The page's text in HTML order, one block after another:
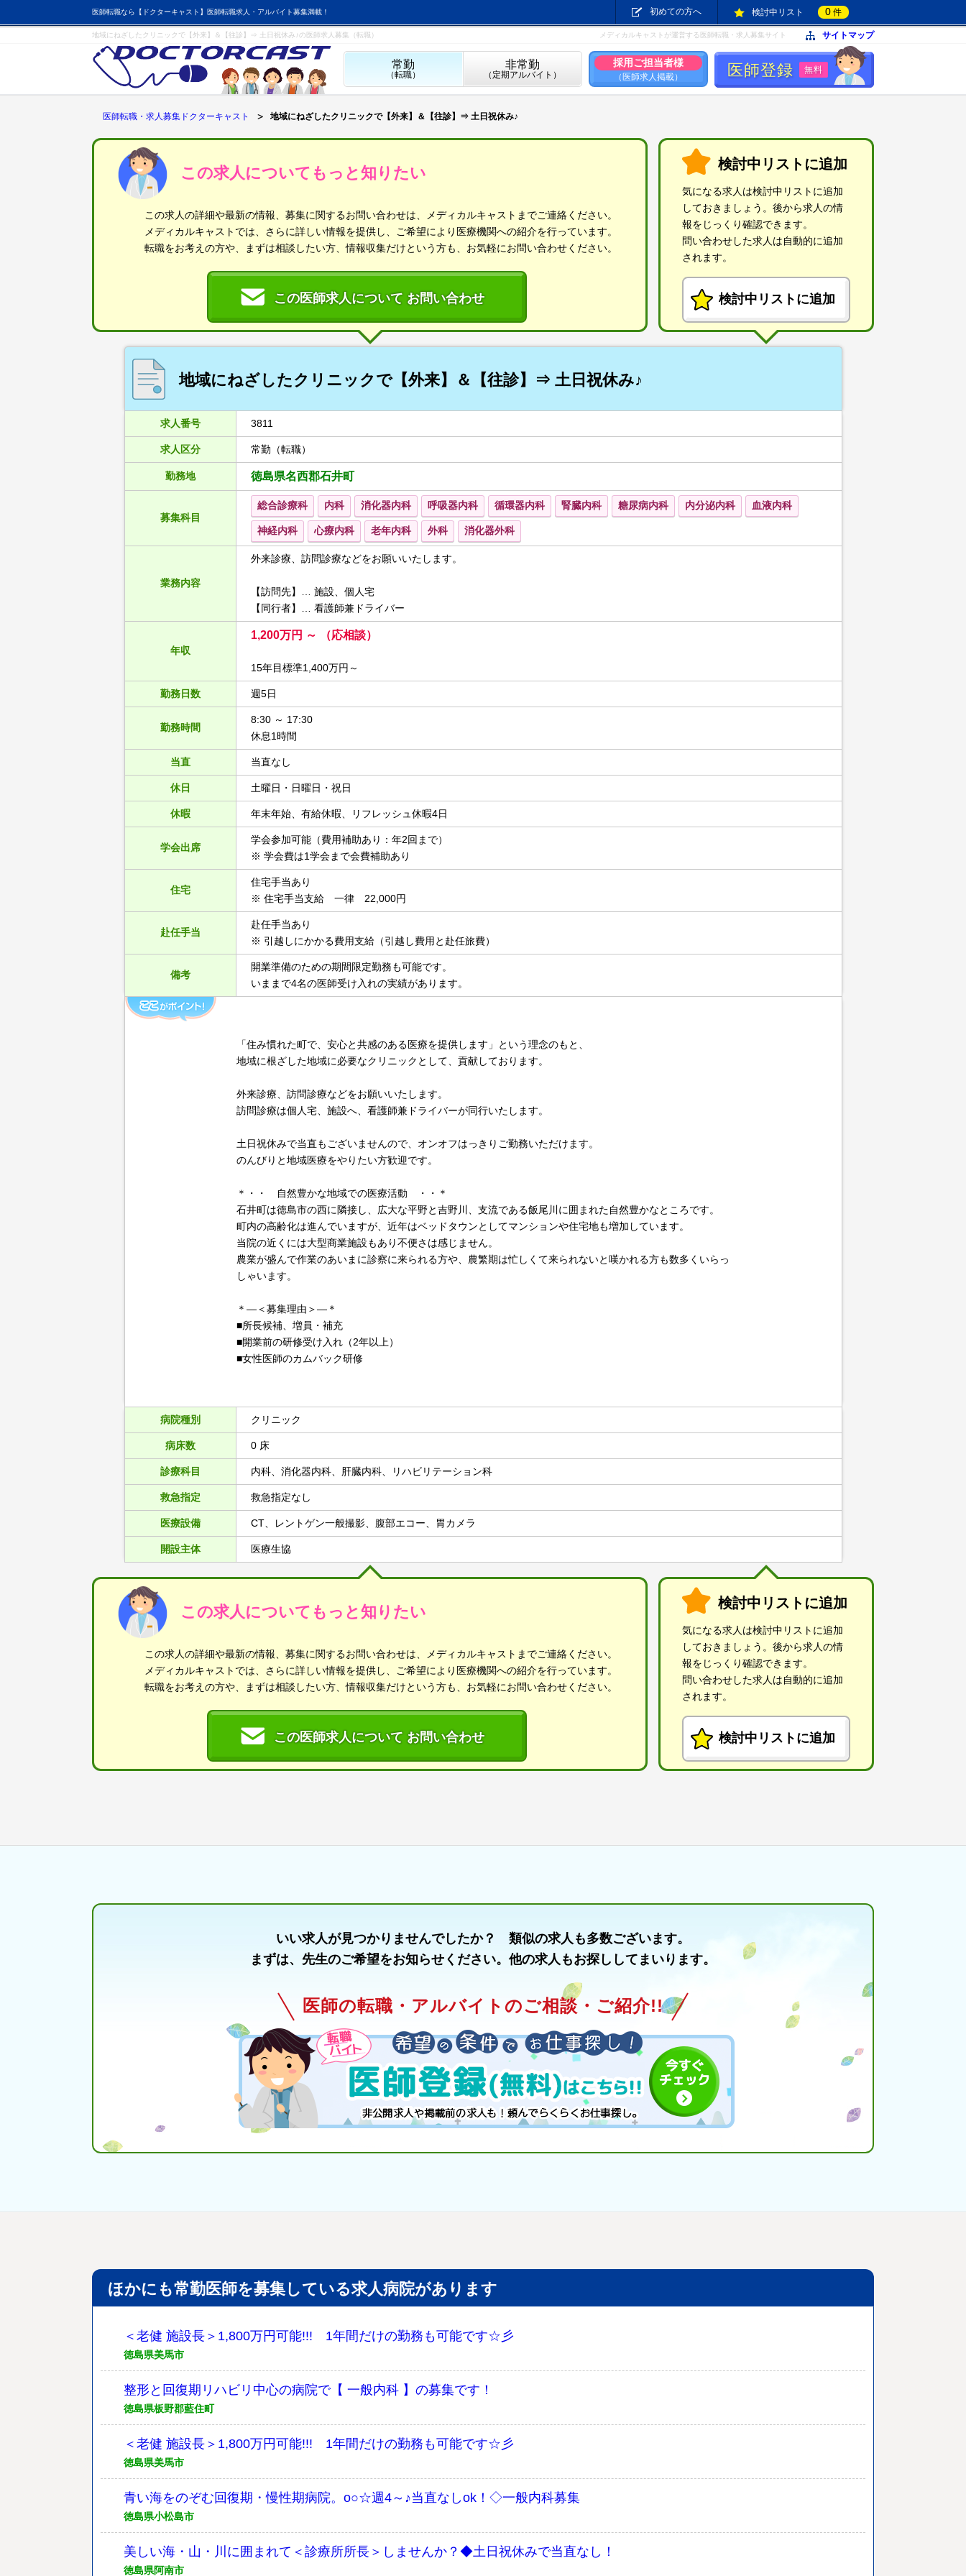
医師転職なら【ドクターキャスト】医師転職求人・アルバイト募集満載！ 初めての方へ 検討中リスト 0 件
地域にねざしたクリニックで【外来】＆【往診】⇒ 土日祝休み♪の医師求人募集（転職） メディカルキャストが運営する医師転職・求人募集サイト サイトマップ
常勤
（転職）
非常勤
（定期アルバイト）
採用ご担当者様
（医師求人掲載） 医師登録 無料
医師転職・求人募集ドクターキャスト 地域にねざしたクリニックで【外来】＆【往診】⇒ 土日祝休み♪
この求人についてもっと知りたい
この求人の詳細や最新の情報、募集に関するお問い合わせは、メディカルキャストまでご連絡ください。
メディカルキャストでは、さらに詳しい情報を提供し、ご希望により医療機関への紹介を行っています。
転職をお考えの方や、まずは相談したい方、情報収集だけという方も、お気軽にお問い合わせください。
この医師求人について お問い合わせ
検討中リストに追加
気になる求人は検討中リストに追加
しておきましょう。後から求人の情
報をじっくり確認できます。
問い合わせした求人は自動的に追加
されます。
検討中リストに追加
地域にねざしたクリニックで【外来】＆【往診】⇒ 土日祝休み♪
求人番号 3811
求人区分 常勤（転職）
勤務地 徳島県名西郡石井町
募集科目
総合診療科 内科 消化器内科 呼吸器内科 循環器内科 腎臓内科 糖尿病内科 内分泌内科 血液内科
神経内科 心療内科 老年内科 外科 消化器外科
業務内容
外来診療、訪問診療などをお願いいたします。
【訪問先】… 施設、個人宅
【同行者】… 看護師兼ドライバー
年収
1,200万円 ～ （応相談）
15年目標準1,400万円～
勤務日数 週5日
勤務時間
8:30 ～ 17:30
休息1時間
当直 当直なし
休日 土曜日・日曜日・祝日
休暇 年末年始、有給休暇、リフレッシュ休暇4日
学会出席
学会参加可能（費用補助あり：年2回まで）
※ 学会費は1学会まで会費補助あり
住宅
住宅手当あり
※ 住宅手当支給 一律 22,000円
赴任手当
赴任手当あり
※ 引越しにかかる費用支給（引越し費用と赴任旅費）
備考
開業準備のための期間限定勤務も可能です。
いままで4名の医師受け入れの実績があります。
「住み慣れた町で、安心と共感のある医療を提供します」という理念のもと、
地域に根ざした地域に必要なクリニックとして、貢献しております。
外来診療、訪問診療などをお願いいたします。
訪問診療は個人宅、施設へ、看護師兼ドライバーが同行いたします。
土日祝休みで当直もございませんので、オンオフはっきりご勤務いただけます。
のんびりと地域医療をやりたい方歓迎です。
＊・・ 自然豊かな地域での医療活動 ・・＊
石井町は徳島市の西に隣接し、広大な平野と吉野川、支流である飯尾川に囲まれた自然豊かなところです。
町内の高齢化は進んでいますが、近年はベッドタウンとしてマンションや住宅地も増加しています。
当院の近くには大型商業施設もあり不便さは感じません。
農業が盛んで作業のあいまに診察に来られる方や、農繁期は忙しくて来られないと嘆かれる方も数多くいらっ
しゃいます。
＊―＜募集理由＞―＊
■所長候補、増員・補充
■開業前の研修受け入れ（2年以上）
■女性医師のカムバック研修
病院種別 クリニック
病床数 0 床
診療科目 内科、消化器内科、肝臓内科、リハビリテーション科
救急指定 救急指定なし
医療設備 CT、レントゲン一般撮影、腹部エコー、胃カメラ
開設主体 医療生協
この求人についてもっと知りたい
この求人の詳細や最新の情報、募集に関するお問い合わせは、メディカルキャストまでご連絡ください。
メディカルキャストでは、さらに詳しい情報を提供し、ご希望により医療機関への紹介を行っています。
転職をお考えの方や、まずは相談したい方、情報収集だけという方も、お気軽にお問い合わせください。
この医師求人について お問い合わせ
検討中リストに追加
気になる求人は検討中リストに追加
しておきましょう。後から求人の情
報をじっくり確認できます。
問い合わせした求人は自動的に追加
されます。
検討中リストに追加
いい求人が見つかりませんでしたか？ 類似の求人も多数ございます。
まずは、先生のご希望をお知らせください。他の求人もお探ししてまいります。
医師の転職・アルバイトのご相談・ご紹介!!
ほかにも常勤医師を募集している求人病院があります
＜老健 施設長＞1,800万円可能!!! 1年間だけの勤務も可能です☆彡
徳島県美馬市
整形と回復期リハビリ中心の病院で【 一般内科 】の募集です！
徳島県板野郡藍住町
＜老健 施設長＞1,800万円可能!!! 1年間だけの勤務も可能です☆彡
徳島県美馬市
青い海をのぞむ回復期・慢性期病院。o○☆週4～♪当直なしok！◇一般内科募集
徳島県小松島市
美しい海・山・川に囲まれて＜診療所所長＞しませんか？◆土日祝休みで当直なし！
徳島県阿南市